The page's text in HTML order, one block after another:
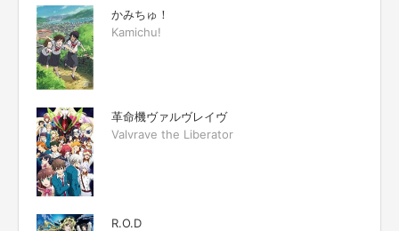
かみちゅ！
Kamichu!
革命機ヴァルヴレイヴ
Valvrave the Liberator
R.O.D